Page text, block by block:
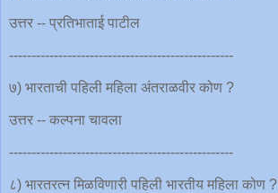
उत्तर -- प्रतिभाताई पाटील
--------------------------------------------------
७) भारताची पहिली महिला अंतराळवीर कोण ?
उत्तर -- कल्पना चावला
--------------------------------------------------
८) भारतरत्न मिळविणारी पहिली भारतीय महिला कोण ?